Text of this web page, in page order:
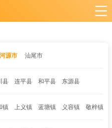
河源市 汕尾市
县 连平县 和平县 东源县
镇 上义镇 蓝塘镇 义容镇 敬梓镇